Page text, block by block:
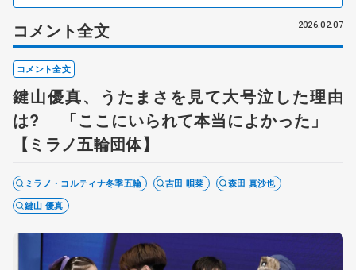
コメント全文 2026.02.07
コメント全文
鍵山優真、うたまさを見て大号泣した理由
は? 「ここにいられて本当によかった」
【ミラノ五輪団体】
ミラノ・コルティナ冬季五輪 吉田 唄菜
森田 真沙也
鍵山 優真